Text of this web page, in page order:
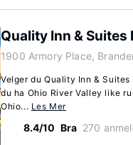
Quality Inn &
1900 Armory Place,
Velger du Quality Inn &
du ha Ohio River Valley like
Ohio... Les Mer
8.4/10 Bra 270